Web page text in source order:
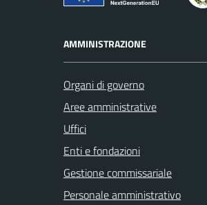
AMMINISTRAZIONE
Organi di governo
Aree amministrative
Uffici
Enti e fondazioni
Gestione commissariale
Personale amministrativo